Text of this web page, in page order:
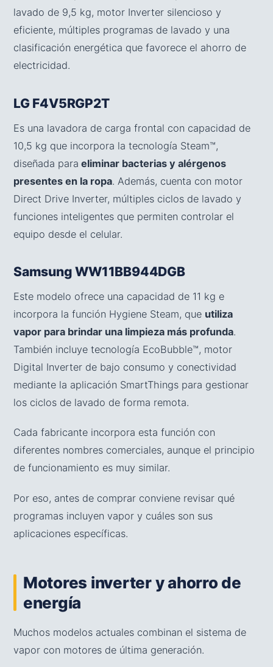
lavado de 9,5 kg, motor Inverter silencioso y
eficiente, múltiples programas de lavado y una
clasificación energética que favorece el ahorro de
electricidad.
LG F4V5RGP2T
Es una lavadora de carga frontal con capacidad de
10,5 kg que incorpora la tecnología Steam™,
diseñada para eliminar bacterias y alérgenos
presentes en la ropa. Además, cuenta con motor
Direct Drive Inverter, múltiples ciclos de lavado y
funciones inteligentes que permiten controlar el
equipo desde el celular.
Samsung WW11BB944DGB
Este modelo ofrece una capacidad de 11 kg e
incorpora la función Hygiene Steam, que utiliza
vapor para brindar una limpieza más profunda.
También incluye tecnología EcoBubble™, motor
Digital Inverter de bajo consumo y conectividad
mediante la aplicación SmartThings para gestionar
los ciclos de lavado de forma remota.
Cada fabricante incorpora esta función con
diferentes nombres comerciales, aunque el principio
de funcionamiento es muy similar.
Por eso, antes de comprar conviene revisar qué
programas incluyen vapor y cuáles son sus
aplicaciones específicas.
Motores inverter y ahorro de
energía
Muchos modelos actuales combinan el sistema de
vapor con motores de última generación.